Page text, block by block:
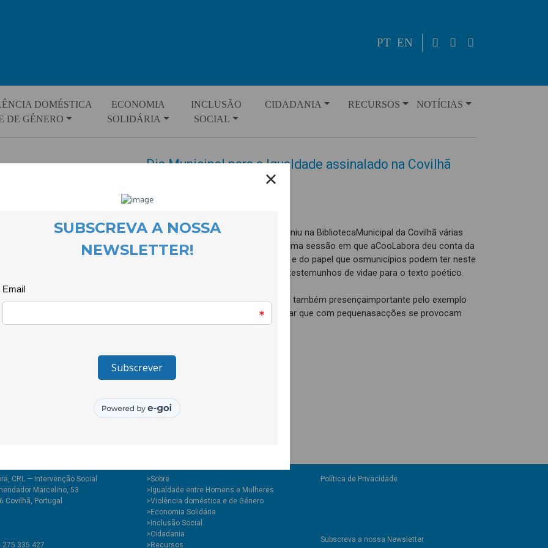
PT EN
DOMÉSTICA
DE GÉNERO
ECONOMIA
SOLIDÁRIA
INCLUSÃO
SOCIAL
CIDADANIA RECURSOS NOTÍCIAS
Dia Municipal para a Igualdade assinalado na Covilhã
3 November 2015
O Dia Municipal para a Igualdade reuniu na BibliotecaMunicipal da Covilhã várias
dezenas de homens e mulheres. Numa sessão em que aCooLabora deu conta da
importância da igualdade de género e do papel que osmunicípios podem ter neste
domínio, houve também lugar para testemunhos de vidae para o texto poético.
A Câmara Municipal de Abrantes foi também presençaimportante pelo exemplo
do que já vem fazendo e por mostrar que com pequenasacções se provocam
grandes mudanças.
CRL — Intervenção Social
Marcelino, 53
Covilhã, Portugal
335 427
>Sobre
>Igualdade entre Homens e Mulheres
>Violência doméstica e de Género
>Economia Solidária
>Inclusão Social
>Cidadania
>Recursos
Política de Privacidade
Subscreva a nossa Newsletter